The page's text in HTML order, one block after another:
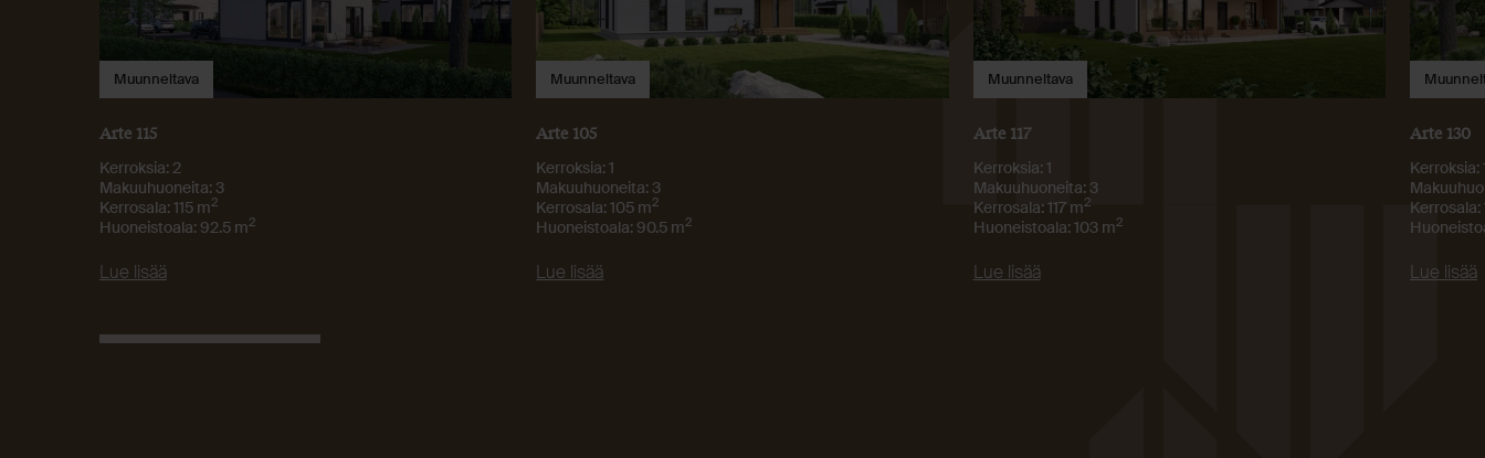
Muunneltava
Arte 115
Kerroksia: 2
Makuuhuoneita: 3
Kerrosala: 115 m2
Huoneistoala: 92.5 m2
Lue lisää
Muunneltava
Arte 105
Kerroksia: 1
Makuuhuoneita: 3
Kerrosala: 105 m2
Huoneistoala: 90.5 m2
Lue lisää
Muunneltava
Arte 117
Kerroksia: 1
Makuuhuoneita: 3
Kerrosala: 117 m2
Huoneistoala: 103 m2
Lue lisää
Arte 130
Kerroksia:
Kerrosala:
Lue lisää